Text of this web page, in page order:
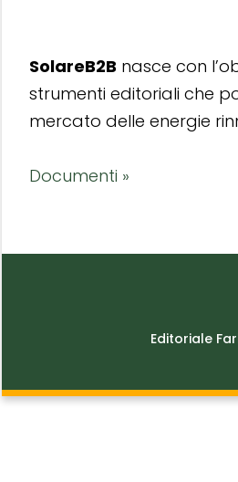
SolareB2B nasce con
strumenti editoriali che
mercato delle energie
Documenti »
Editoriale